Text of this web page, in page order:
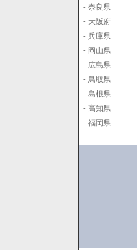
- 奈良県
- 大阪府
- 兵庫県
- 岡山県
- 広島県
- 鳥取県
- 島根県
- 高知県
- 福岡県